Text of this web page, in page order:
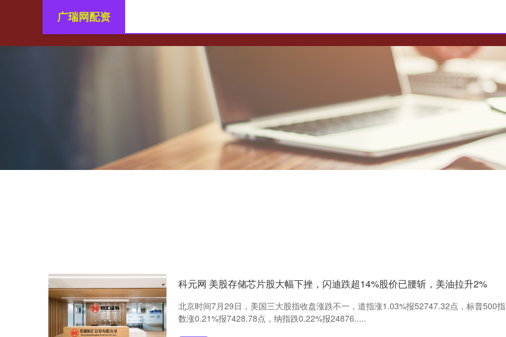
广瑞网配资
科元网 美股存储芯片股大幅下挫，闪迪跌超14%股价已腰斩，美油拉升2%
北京时间7月29日，美国三大股指收盘涨跌不一，道指涨1.03%报52747.32点，标普500指
数涨0.21%报7428.78点，纳指跌0.22%报24876.....